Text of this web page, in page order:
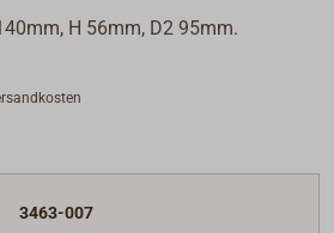
H 56mm, D2 95mm.
3463-007